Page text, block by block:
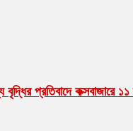
প্রতিবাদে কক্সবাজারে ১১